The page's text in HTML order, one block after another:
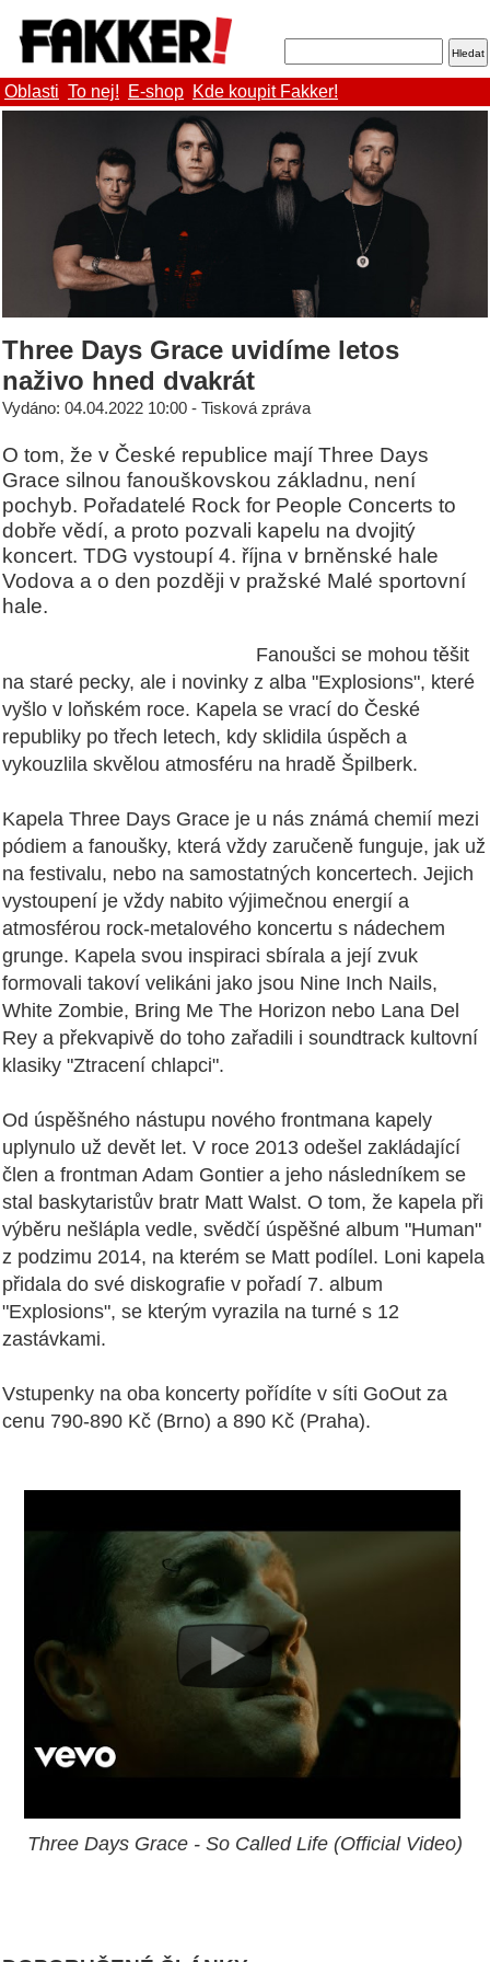
Oblasti To nej! E-shop Kde koupit Fakker!
Three Days Grace uvidíme letos
naživo hned dvakrát
Vydáno: 04.04.2022 10:00 - Tisková zpráva
O tom, že v České republice mají Three Days
Grace silnou fanouškovskou základnu, není
pochyb. Pořadatelé Rock for People Concerts to
dobře vědí, a proto pozvali kapelu na dvojitý
koncert. TDG vystoupí 4. října v brněnské hale
Vodova a o den později v pražské Malé sportovní
hale.
Fanoušci se mohou těšit
na staré pecky, ale i novinky z alba "Explosions", které
vyšlo v loňském roce. Kapela se vrací do České
republiky po třech letech, kdy sklidila úspěch a
vykouzlila skvělou atmosféru na hradě Špilberk.
Kapela Three Days Grace je u nás známá chemií mezi
pódiem a fanoušky, která vždy zaručeně funguje, jak už
na festivalu, nebo na samostatných koncertech. Jejich
vystoupení je vždy nabito výjimečnou energií a
atmosférou rock-metalového koncertu s nádechem
grunge. Kapela svou inspiraci sbírala a její zvuk
formovali takoví velikáni jako jsou Nine Inch Nails,
White Zombie, Bring Me The Horizon nebo Lana Del
Rey a překvapivě do toho zařadili i soundtrack kultovní
klasiky "Ztracení chlapci".
Od úspěšného nástupu nového frontmana kapely
uplynulo už devět let. V roce 2013 odešel zakládající
člen a frontman Adam Gontier a jeho následníkem se
stal baskytaristův bratr Matt Walst. O tom, že kapela při
výběru nešlápla vedle, svědčí úspěšné album "Human"
z podzimu 2014, na kterém se Matt podílel. Loni kapela
přidala do své diskografie v pořadí 7. album
"Explosions", se kterým vyrazila na turné s 12
zastávkami.
Vstupenky na oba koncerty pořídíte v síti GoOut za
cenu 790-890 Kč (Brno) a 890 Kč (Praha).
Three Days Grace - So Called Life (Official Video)